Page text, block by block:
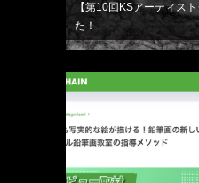
【第10回KSアーティス
た！